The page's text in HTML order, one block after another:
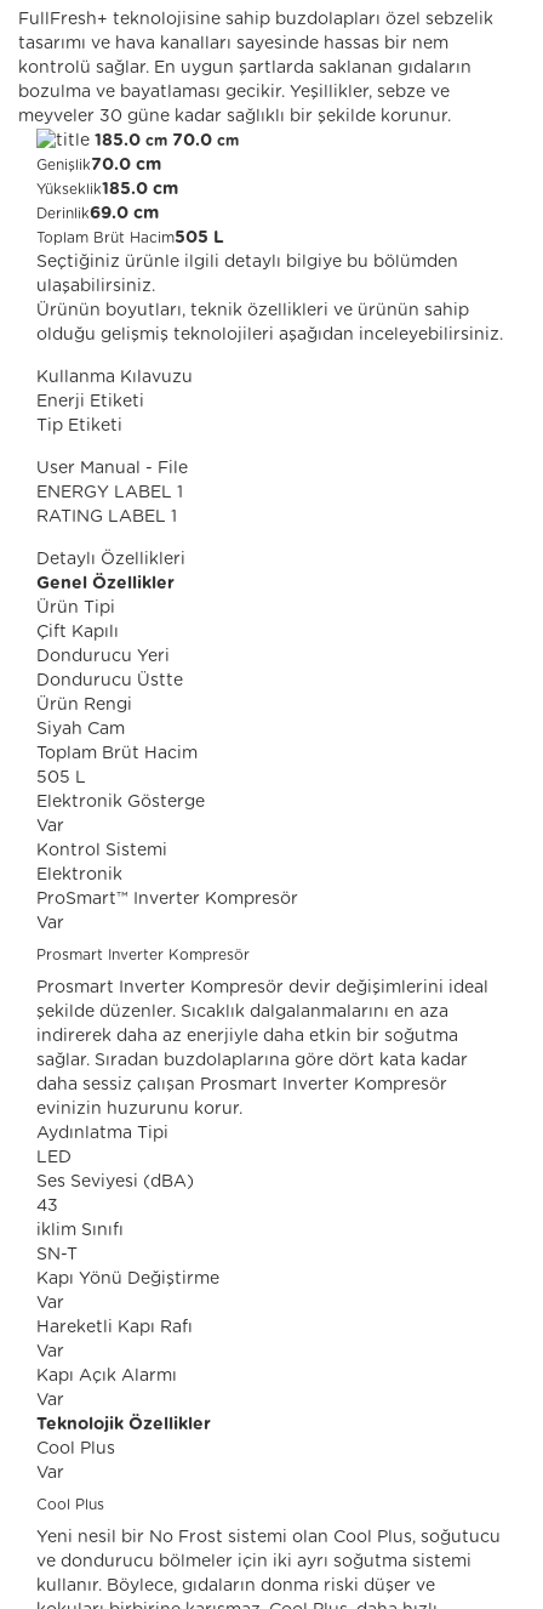
FullFresh+ teknolojisine sahip buzdolapları özel sebzelik
tasarımı ve hava kanalları sayesinde hassas bir nem
kontrolü sağlar. En uygun şartlarda saklanan gıdaların
bozulma ve bayatlaması gecikir. Yeşillikler, sebze ve
meyveler 30 güne kadar sağlıklı bir şekilde korunur.
185.0 cm 70.0 cm
Genişlik70.0 cm
Yükseklik185.0 cm
Derinlik69.0 cm
Toplam Brüt Hacim505 L
Seçtiğiniz ürünle ilgili detaylı bilgiye bu bölümden
ulaşabilirsiniz.
Ürünün boyutları, teknik özellikleri ve ürünün sahip
olduğu gelişmiş teknolojileri aşağıdan inceleyebilirsiniz.
Kullanma Kılavuzu
Enerji Etiketi
Tip Etiketi
User Manual - File
ENERGY LABEL 1
RATING LABEL 1
Detaylı Özellikleri
Genel Özellikler
Ürün Tipi
Çift Kapılı
Dondurucu Yeri
Dondurucu Üstte
Ürün Rengi
Siyah Cam
Toplam Brüt Hacim
505 L
Elektronik Gösterge
Var
Kontrol Sistemi
Elektronik
ProSmart™ Inverter Kompresör
Var
Prosmart Inverter Kompresör
Prosmart Inverter Kompresör devir değişimlerini ideal
şekilde düzenler. Sıcaklık dalgalanmalarını en aza
indirerek daha az enerjiyle daha etkin bir soğutma
sağlar. Sıradan buzdolaplarına göre dört kata kadar
daha sessiz çalışan Prosmart Inverter Kompresör
evinizin huzurunu korur.
Aydınlatma Tipi
LED
Ses Seviyesi (dBA)
43
iklim Sınıfı
SN-T
Kapı Yönü Değiştirme
Var
Hareketli Kapı Rafı
Var
Kapı Açık Alarmı
Var
Teknolojik Özellikler
Cool Plus
Var
Cool Plus
Yeni nesil bir No Frost sistemi olan Cool Plus, soğutucu
ve dondurucu bölmeler için iki ayrı soğutma sistemi
kullanır. Böylece, gıdaların donma riski düşer ve